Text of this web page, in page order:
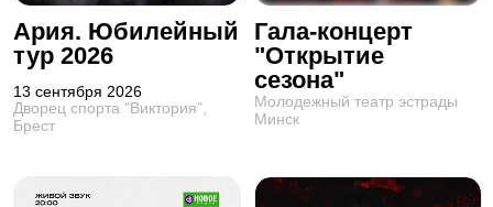
Ария. Юбилейный
тур 2026
13 сентября 2026
Дворец спорта "Виктория",
Брест
Гала-концерт
"Открытие
сезона"
Молодежный театр эстрады
Минск